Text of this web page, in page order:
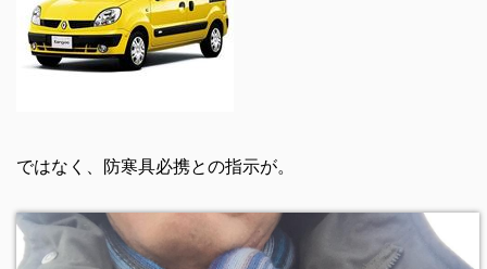
ではなく、防寒具必携との指示が。